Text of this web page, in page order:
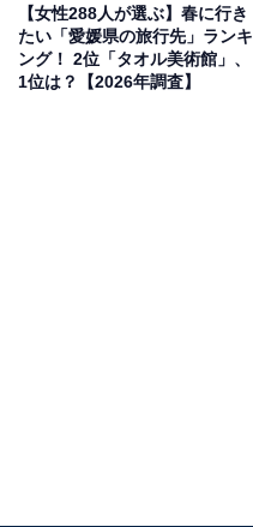
【女性288人が選ぶ】春に行き
たい「愛媛県の旅行先」ランキ
ング！ 2位「タオル美術館」、
1位は？【2026年調査】